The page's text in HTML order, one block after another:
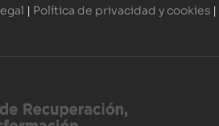
| Política de privacidad y cookies |